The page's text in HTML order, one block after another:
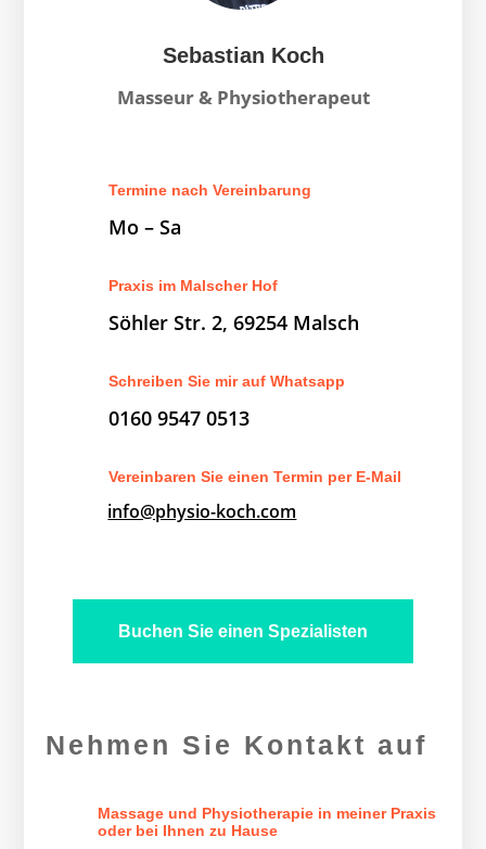
Sebastian Koch
Masseur & Physiotherapeut
Termine nach Vereinbarung
Mo – Sa
Praxis im Malscher Hof
Söhler Str. 2, 69254 Malsch
Schreiben Sie mir auf Whatsapp
0160 9547 0513
Vereinbaren Sie einen Termin per E-Mail
info@physio-koch.com
Buchen Sie einen Spezialisten
Nehmen Sie Kontakt auf
Massage und Physiotherapie in meiner Praxis
oder bei Ihnen zu Hause